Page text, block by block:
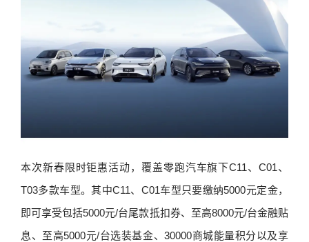
本次新春限时钜惠活动，覆盖零跑汽车旗下C11、C01、
T03多款车型。其中C11、C01车型只要缴纳5000元定金，
即可享受包括5000元/台尾款抵扣券、至高8000元/台金融贴
息、至高5000元/台选装基金、30000商城能量积分以及享